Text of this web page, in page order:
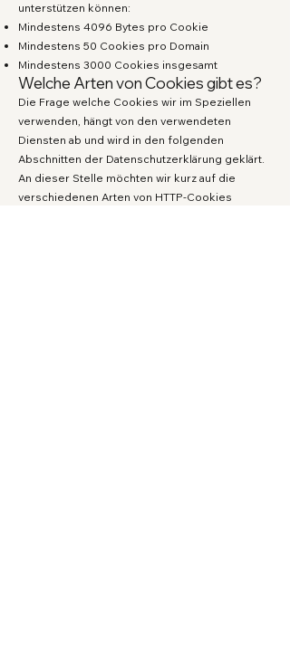
unterstützen können:
Mindestens 4096 Bytes pro Cookie
Mindestens 50 Cookies pro Domain
Mindestens 3000 Cookies insgesamt
Welche Arten von Cookies gibt es?
Die Frage welche Cookies wir im Speziellen
verwenden, hängt von den verwendeten
Diensten ab und wird in den folgenden
Abschnitten der Datenschutzerklärung geklärt.
An dieser Stelle möchten wir kurz auf die
verschiedenen Arten von HTTP-Cookies